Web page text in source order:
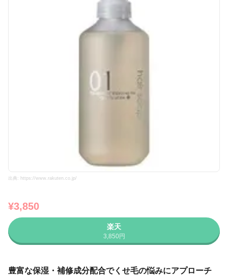
出典: https://www.rakuten.co.jp/
¥3,850
楽天
3,850円
豊富な保湿・補修成分配合でくせ毛の悩みにアプローチ